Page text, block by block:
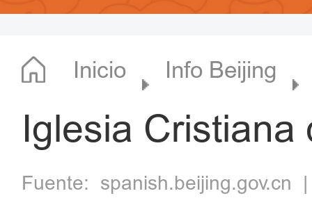
Inicio Info Beijing
Iglesia
Fuente: spanish.beijing.gov.cn